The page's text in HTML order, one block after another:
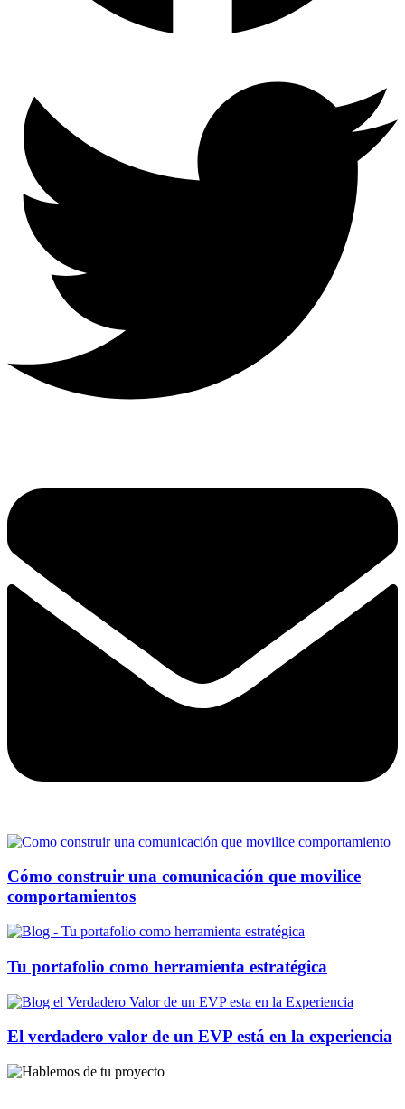
Cómo construir una comunicación que movilice
comportamientos
Tu portafolio como herramienta estratégica
El verdadero valor de un EVP está en la experiencia